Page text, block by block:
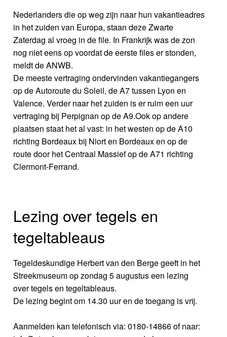
Nederlanders die op weg zijn naar hun vakantieadres
in het zuiden van Europa, staan deze Zwarte
Zaterdag al vroeg in de file. In Frankrijk was de zon
nog niet eens op voordat de eerste files er stonden,
meldt de ANWB.
De meeste vertraging ondervinden vakantiegangers
op de Autoroute du Soleil, de A7 tussen Lyon en
Valence. Verder naar het zuiden is er ruim een uur
vertraging bij Perpignan op de A9.Ook op andere
plaatsen staat het al vast: in het westen op de A10
richting Bordeaux bij Niort en Bordeaux en op de
route door het Centraal Massief op de A71 richting
Clermont-Ferrand.
Lezing over tegels en
tegeltableaus
Tegeldeskundige Herbert van den Berge geeft in het
Streekmuseum op zondag 5 augustus een lezing
over tegels en tegeltableaus.
De lezing begint om 14.30 uur en de toegang is vrij.
Aanmelden kan telefonisch via: 0180-14866 of naar: